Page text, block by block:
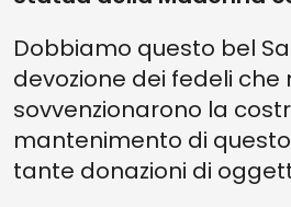
Dobbiamo questo bel
devozione dei fedeli che
sovvenzionarono la
mantenimento di
tante donazioni di